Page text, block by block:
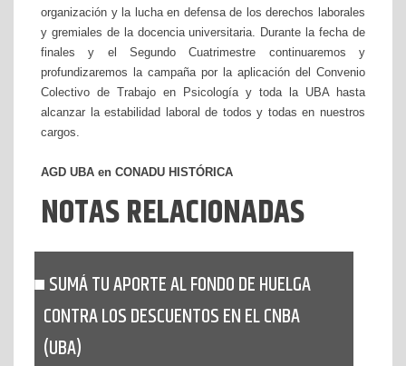
organización y la lucha en defensa de los derechos laborales
y gremiales de la docencia universitaria. Durante la fecha de
finales y el Segundo Cuatrimestre continuaremos y
profundizaremos la campaña por la aplicación del Convenio
Colectivo de Trabajo en Psicología y toda la UBA hasta
alcanzar la estabilidad laboral de todos y todas en nuestros
cargos.
AGD UBA en CONADU HISTÓRICA
NOTAS RELACIONADAS
SUMÁ TU APORTE AL FONDO DE HUELGA
CONTRA LOS DESCUENTOS EN EL CNBA
(UBA)